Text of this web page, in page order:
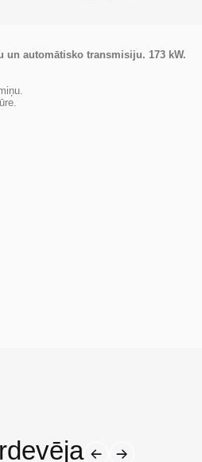
un automātisko transmisiju. 173 kW.